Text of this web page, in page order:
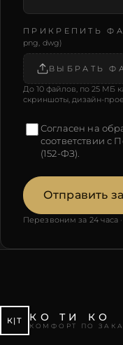
ПРИКРЕПИТЬ
png, dwg)
ВЫБРАТЬ
До 10 файлов, по 25 МБ
скриншоты, дизайн-
Согласен на
соответствии с
(152-ФЗ).
Отправить
Перезвоним за 24 часа
К|Т КО ТИ КО
КОМФОРТ ПО